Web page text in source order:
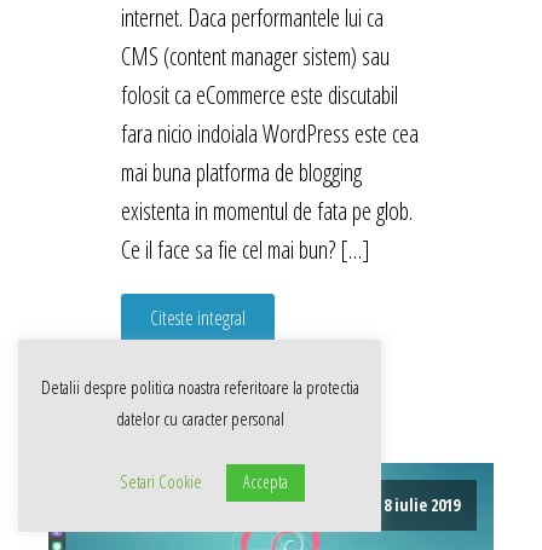
internet. Daca performantele lui ca
CMS (content manager sistem) sau
folosit ca eCommerce este discutabil
fara nicio indoiala WordPress este cea
mai buna platforma de blogging
existenta in momentul de fata pe glob.
Ce il face sa fie cel mai bun? […]
Citeste integral
8 iulie 2019
Detalii despre politica noastra referitoare la protectia
datelor cu caracter personal
Setari Cookie Accepta